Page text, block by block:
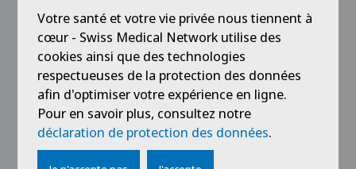
Angiologie
Appareillage médical personnalisé
Arthroscopie de l'épaule
Hôpital de La Providence
Hôpital de Moutier
Hôpital de Saint-Imier
TI
VS
JU
VD
1006 Lausanne
info@montchoisi.ch
+41 21 619 39 39
Clinique de Valère
Médecine interne générale Sion
Rue Pré-Fleuri 16
Votre santé et votre vie privée nous tiennent à
cœur - Swiss Medical Network utilise des
cookies ainsi que des technologies
respectueuses de la protection des données
afin d'optimiser votre expérience en ligne.
Pour en savoir plus, consultez notre
déclaration de protection des données.